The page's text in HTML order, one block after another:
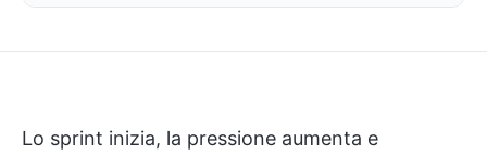
Lo sprint inizia, la pressione aumenta e